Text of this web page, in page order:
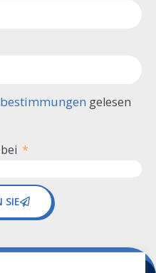
gelesen
SIE